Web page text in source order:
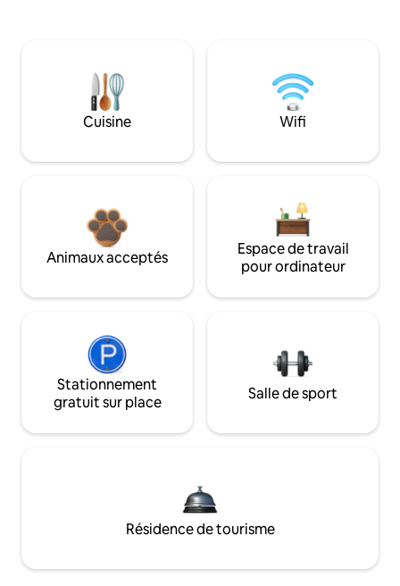
Cuisine Wifi
Animaux acceptés
Espace de travail
pour ordinateur
Stationnement
gratuit sur place
Salle de sport
Résidence de tourisme